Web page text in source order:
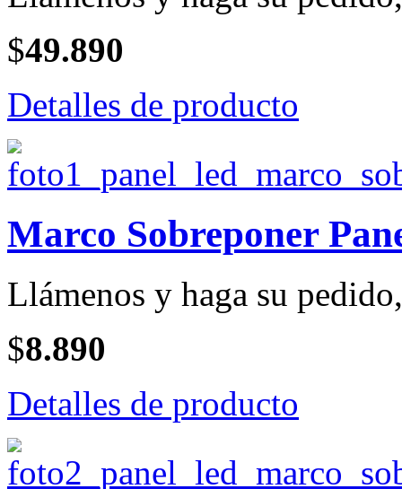
$49.890
Detalles de producto
Marco Sobreponer
Llámenos y haga su
$8.890
Detalles de producto